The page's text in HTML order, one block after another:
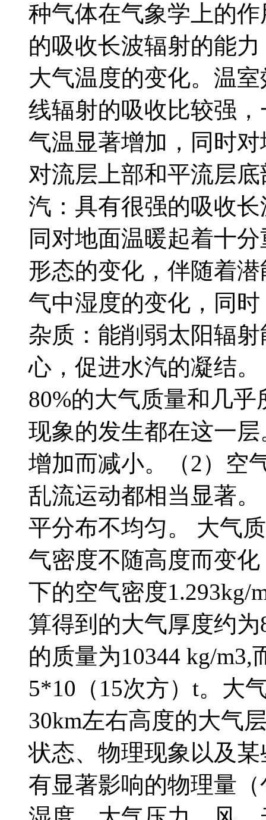
种气体在气象学上的
的吸收长波辐射的能
大气温度的变化。温
线辐射的吸收比较强
气温显著增加，同时
对流层上部和平流层
汽：具有很强的吸收
同对地面温暖起着十
形态的变化，伴随着
气中湿度的变化，同
杂质：能削弱太阳辐
心，促进水汽的凝结
80%的大气质量和几
现象的发生都在这一
增加而减小。（2）空
乱流运动都相当显著
平分布不均匀。 大气
气密度不随高度而变
下的空气密度1.293kg/
算得到的大气厚度约
的质量为10344 kg/
5*10（15次方）t。大
30km左右高度的大气
状态、物理现象以及
有显著影响的物理量